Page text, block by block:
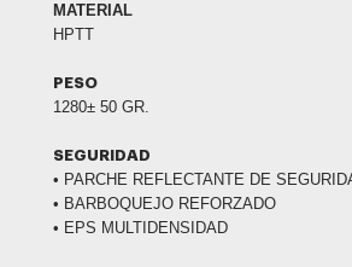
MATERIAL
HPTT
PESO
1280± 50 GR.
SEGURIDAD
• PARCHE REFLECTANTE DE
• BARBOQUEJO REFORZADO
• EPS MULTIDENSIDAD